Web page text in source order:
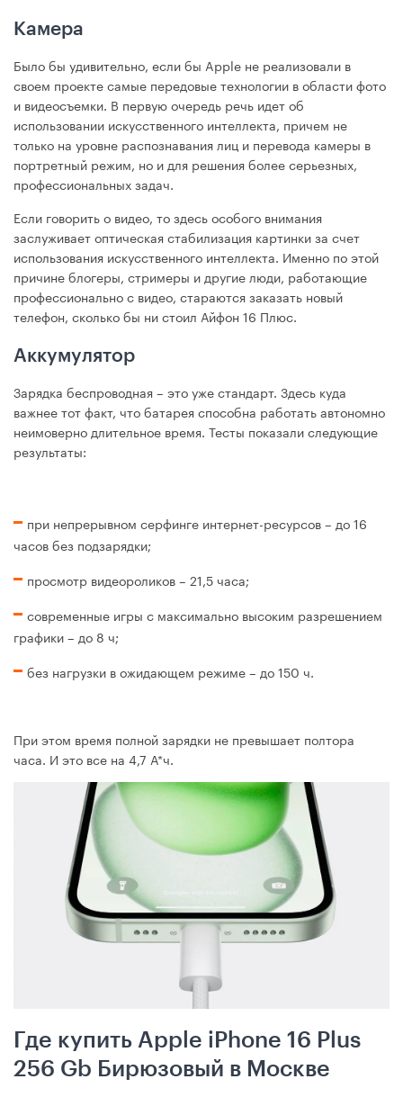
Камера
Было бы удивительно, если бы Apple не реализовали в
своем проекте самые передовые технологии в области фото
и видеосъемки. В первую очередь речь идет об
использовании искусственного интеллекта, причем не
только на уровне распознавания лиц и перевода камеры в
портретный режим, но и для решения более серьезных,
профессиональных задач.
Если говорить о видео, то здесь особого внимания
заслуживает оптическая стабилизация картинки за счет
использования искусственного интеллекта. Именно по этой
причине блогеры, стримеры и другие люди, работающие
профессионально с видео, стараются заказать новый
телефон, сколько бы ни стоил Айфон 16 Плюс.
Аккумулятор
Зарядка беспроводная – это уже стандарт. Здесь куда
важнее тот факт, что батарея способна работать автономно
неимоверно длительное время. Тесты показали следующие
результаты:
при непрерывном серфинге интернет-ресурсов – до 16
часов без подзарядки;
просмотр видеороликов – 21,5 часа;
современные игры с максимально высоким разрешением
графики – до 8 ч;
без нагрузки в ожидающем режиме – до 150 ч.
При этом время полной зарядки не превышает полтора
часа. И это все на 4,7 А*ч.
Где купить Apple iPhone 16 Plus
256 Gb Бирюзовый в Москве